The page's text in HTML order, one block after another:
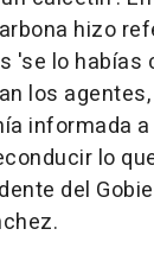
hizo
'se lo habías
los
informada
lo
del